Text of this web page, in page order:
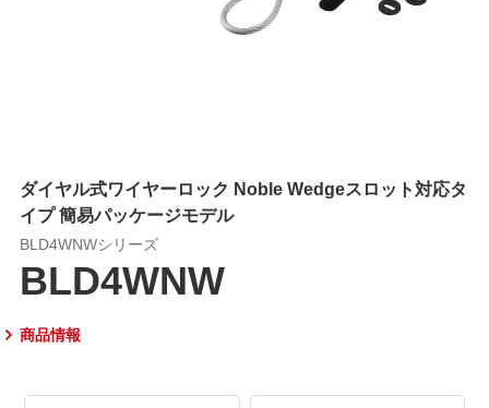
ダイヤル式ワイヤーロック Noble Wedgeスロット対応タ
イプ 簡易パッケージモデル
BLD4WNWシリーズ
BLD4WNW
商品情報